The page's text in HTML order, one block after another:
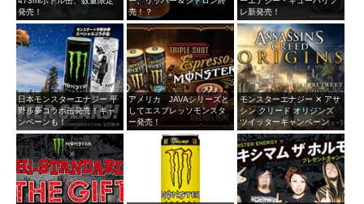
発売！
売！？
レ新発売！
日本モンスターエナジー 平
野歩夢コラボ缶発売！キャ
ンペーンも！
アメリカ JAVAシリーズと
してエスプレッソモンスタ
ー発売！
モンスターエナジー ✕ アサ
シン クリード オリジンズ
ツイッターキャンペーン